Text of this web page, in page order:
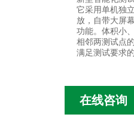
它采用单机独
放，自带大屏
功能。体积小
相邻两测试点
满足测试要求
在线咨询